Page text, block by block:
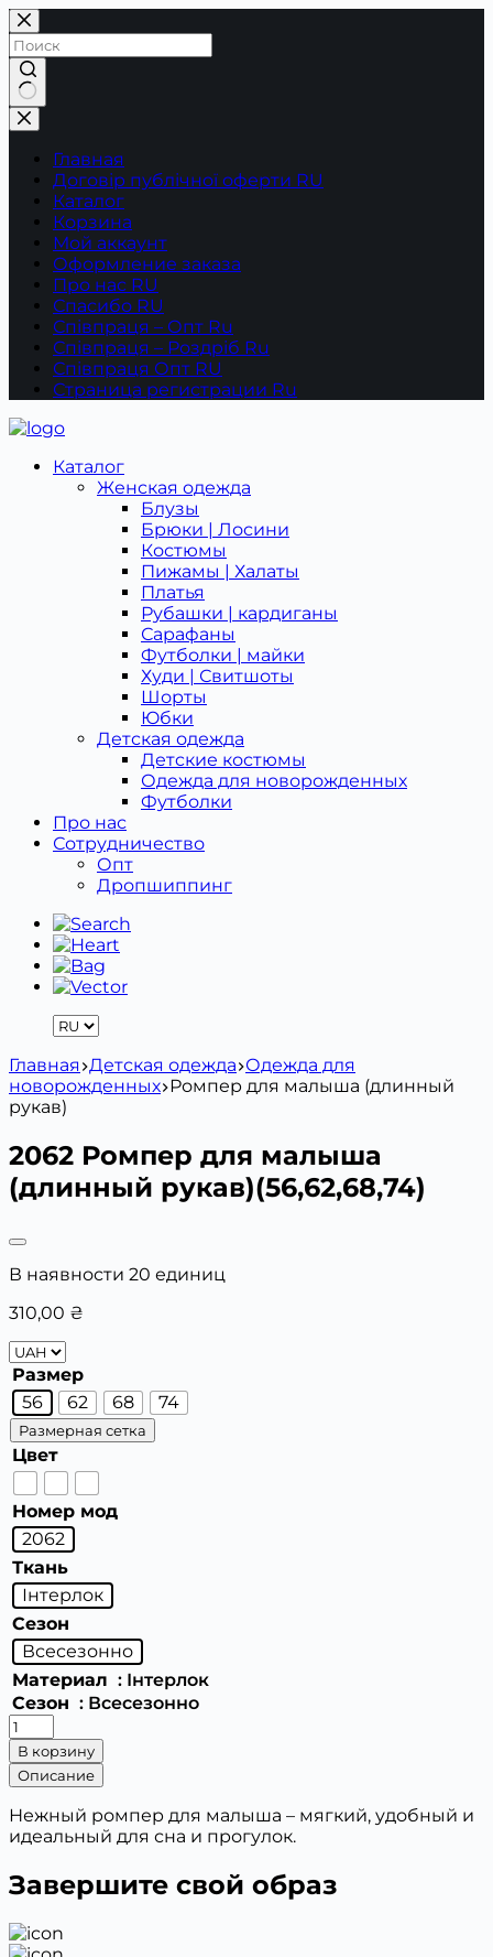
Перейти
к
сути
Ничего
не
найденоГлавная
Договір публічної оферти RU
Каталог
Корзина
Мой аккаунт
Оформление заказа
Про нас RU
Спасибо RU
Співпраця – Опт Ru
Співпраця – Роздріб Ru
Співпраця Опт RU
Страница регистрации Ru
Каталог
Женская одежда
Блузы
Брюки | Лосини
Костюмы
Пижамы | Халаты
Платья
Рубашки | кардиганы
Сарафаны
Футболки | майки
Худи | Свитшоты
Шорты
Юбки
Детская одежда
Детcкие костюмы
Одежда для новорожденных
Футболки
Про нас
Сотрудничество
Опт
Дропшиппинг
Главная Детская одежда Одежда для
новорожденных Ромпер для малыша (длинный
рукав)
2062 Ромпер для малыша
(длинный рукав)(56,62,68,74)
В наявности 20 единиц
310,00 ₴
Размер
56
62 68 74
Размерная сетка
Цвет
Номер мод
2062
Ткань
Інтерлок
Сезон
Всесезонно
Материал : Інтерлок
Сезон : Всесезонно
Количество
товара
2062
Ромпер
для
малыша
(длинный
рукав)
(56,62,68,74)
В корзину
Описание
Нежный ромпер для малыша – мягкий, удобный и
идеальный для сна и прогулок.
Завершите свой образ